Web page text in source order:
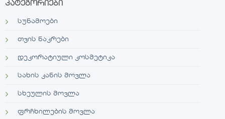
კატეგორიები
სუნამოები
თვის ნაკრები
დეკორატიული კოსმეტიკა
სახის კანის მოვლა
სხეულის მოვლა
ფრჩხილების მოვლა